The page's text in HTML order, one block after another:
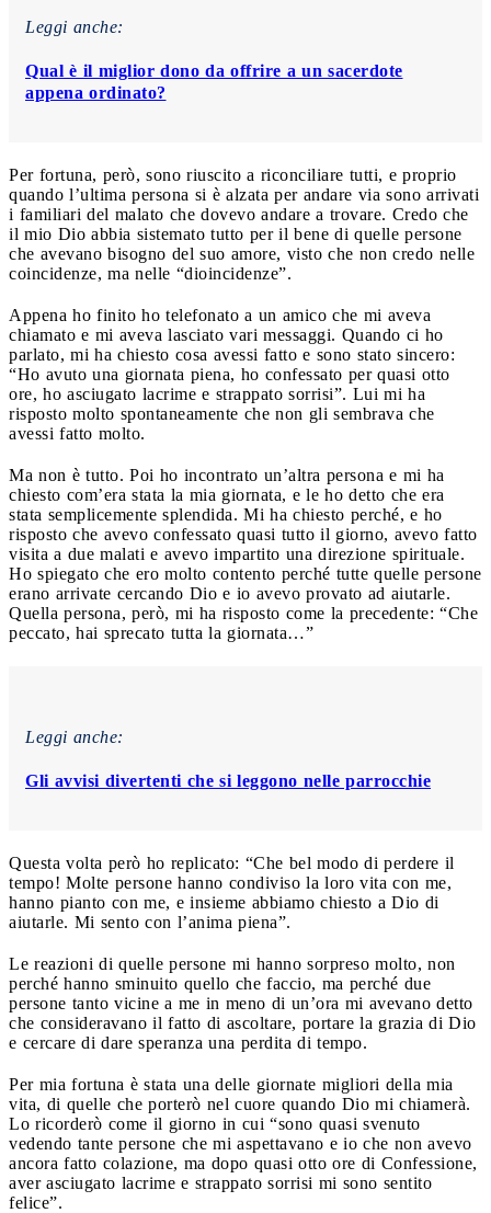
Leggi anche:
Qual è il miglior dono da offrire a un sacerdote
appena ordinato?
Per fortuna, però, sono riuscito a riconciliare tutti, e proprio
quando l’ultima persona si è alzata per andare via sono arrivati
i familiari del malato che dovevo andare a trovare. Credo che
il mio Dio abbia sistemato tutto per il bene di quelle persone
che avevano bisogno del suo amore, visto che non credo nelle
coincidenze, ma nelle “dioincidenze”.
Appena ho finito ho telefonato a un amico che mi aveva
chiamato e mi aveva lasciato vari messaggi. Quando ci ho
parlato, mi ha chiesto cosa avessi fatto e sono stato sincero:
“Ho avuto una giornata piena, ho confessato per quasi otto
ore, ho asciugato lacrime e strappato sorrisi”. Lui mi ha
risposto molto spontaneamente che non gli sembrava che
avessi fatto molto.
Ma non è tutto. Poi ho incontrato un’altra persona e mi ha
chiesto com’era stata la mia giornata, e le ho detto che era
stata semplicemente splendida. Mi ha chiesto perché, e ho
risposto che avevo confessato quasi tutto il giorno, avevo fatto
visita a due malati e avevo impartito una direzione spirituale.
Ho spiegato che ero molto contento perché tutte quelle persone
erano arrivate cercando Dio e io avevo provato ad aiutarle.
Quella persona, però, mi ha risposto come la precedente: “Che
peccato, hai sprecato tutta la giornata…”
Leggi anche:
Gli avvisi divertenti che si leggono nelle parrocchie
Questa volta però ho replicato: “Che bel modo di perdere il
tempo! Molte persone hanno condiviso la loro vita con me,
hanno pianto con me, e insieme abbiamo chiesto a Dio di
aiutarle. Mi sento con l’anima piena”.
Le reazioni di quelle persone mi hanno sorpreso molto, non
perché hanno sminuito quello che faccio, ma perché due
persone tanto vicine a me in meno di un’ora mi avevano detto
che consideravano il fatto di ascoltare, portare la grazia di Dio
e cercare di dare speranza una perdita di tempo.
Per mia fortuna è stata una delle giornate migliori della mia
vita, di quelle che porterò nel cuore quando Dio mi chiamerà.
Lo ricorderò come il giorno in cui “sono quasi svenuto
vedendo tante persone che mi aspettavano e io che non avevo
ancora fatto colazione, ma dopo quasi otto ore di Confessione,
aver asciugato lacrime e strappato sorrisi mi sono sentito
felice”.